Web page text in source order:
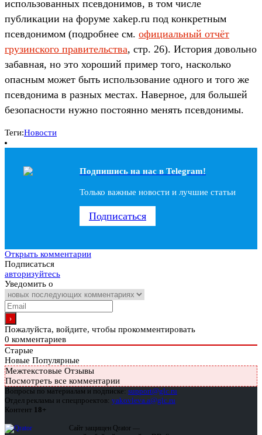
использованных псевдонимов, в том числе
публикации на форуме xakep.ru под конкретным
псевдонимом (подробнее см. официальный отчёт
грузинского правительства, стр. 26). История довольно
забавная, но это хороший пример того, насколько
опасным может быть использование одного и того же
псевдонима в разных местах. Наверное, для большей
безопасности нужно постоянно менять псевдонимы.
Теги:Новости
Подпишись на наc в Telegram!
Только важные новости и лучшие статьи
Подписаться
Открыть комментарии
Подписаться
авторизуйтесь
Уведомить о
Пожалуйста, войдите, чтобы прокомментировать
0 комментариев
Старые
Новые Популярные
Межтекстовые Отзывы
Посмотреть все комментарии
Вопросы по материалам и подписке: support@glc.ru
Отдел рекламы и спецпроектов: yakovleva.a@glc.ru
Контент 18+
Сайт защищен Qrator —